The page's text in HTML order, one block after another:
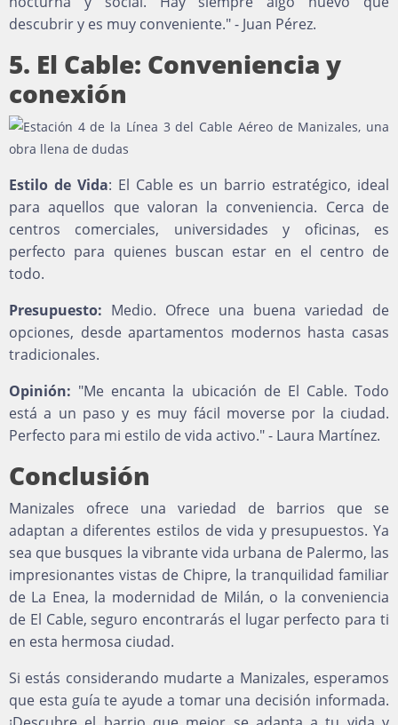
descubrir y es muy conveniente." - Juan Pérez.
5. El Cable: Conveniencia y
conexión
Estilo de Vida: El Cable es un barrio estratégico, ideal
para aquellos que valoran la conveniencia. Cerca de
centros comerciales, universidades y oficinas, es
perfecto para quienes buscan estar en el centro de
todo.
Presupuesto: Medio. Ofrece una buena variedad de
opciones, desde apartamentos modernos hasta casas
tradicionales.
Opinión: "Me encanta la ubicación de El Cable. Todo
está a un paso y es muy fácil moverse por la ciudad.
Perfecto para mi estilo de vida activo." - Laura Martínez.
Conclusión
Manizales ofrece una variedad de barrios que se
adaptan a diferentes estilos de vida y presupuestos. Ya
sea que busques la vibrante vida urbana de Palermo, las
impresionantes vistas de Chipre, la tranquilidad familiar
de La Enea, la modernidad de Milán, o la conveniencia
de El Cable, seguro encontrarás el lugar perfecto para ti
en esta hermosa ciudad.
Si estás considerando mudarte a Manizales, esperamos
que esta guía te ayude a tomar una decisión informada.